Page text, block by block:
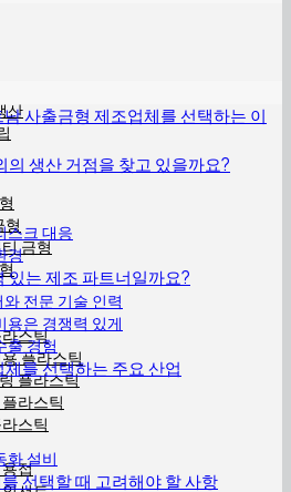
산
형
금형
스틱
플라스틱
플라스틱
라스틱
스틱
접
사출금형 제조업체를 선택하는 이
의 생산 거점을 찾고 있을까요?
스크 대응
경
있는 제조 파트너일까요?
전문 기술 인력
용은 경쟁력 있게
출 경험
를 선택하는 주요 산업
화 설비
선택할 때 고려해야 할 사항